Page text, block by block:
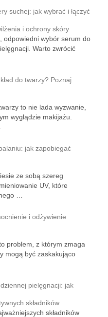
suchej: jak wybrać i łączyć
i ochrony skóry
odpowiedni wybór serum do
Warto zwrócić
do twarzy? Poznaj
to nie lada wyzwanie,
wyglądzie makijażu.
jak zapobiegać
ze sobą szereg
UV, które
…
i odżywienie
problem, z którym zmaga
mogą być zaskakująco
pielęgnacji: jak
składników
składników